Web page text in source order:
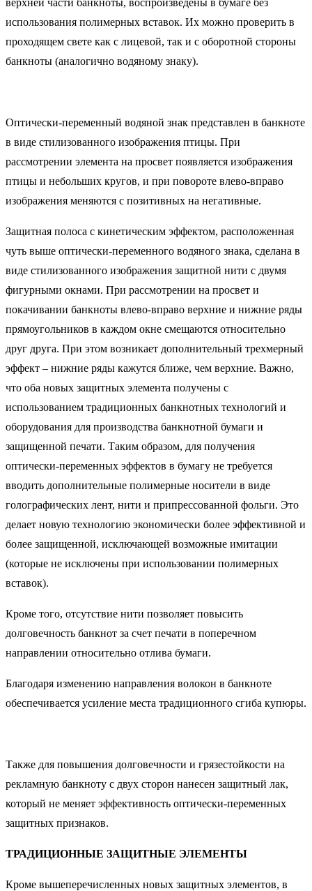
использования полимерных вставок. Их можно проверить в
проходящем свете как с лицевой, так и с оборотной стороны
банкноты (аналогично водяному знаку).
Оптически-переменный водяной знак представлен в банкноте
в виде стилизованного изображения птицы. При
рассмотрении элемента на просвет появляется изображения
птицы и небольших кругов, и при повороте влево-вправо
изображения меняются с позитивных на негативные.
Защитная полоса с кинетическим эффектом, расположенная
чуть выше оптически-переменного водяного знака, сделана в
виде стилизованного изображения защитной нити с двумя
фигурными окнами. При рассмотрении на просвет и
покачивании банкноты влево-вправо верхние и нижние ряды
прямоугольников в каждом окне смещаются относительно
друг друга. При этом возникает дополнительный трехмерный
эффект – нижние ряды кажутся ближе, чем верхние. Важно,
что оба новых защитных элемента получены с
использованием традиционных банкнотных технологий и
оборудования для производства банкнотной бумаги и
защищенной печати. Таким образом, для получения
оптически-переменных эффектов в бумагу не требуется
вводить дополнительные полимерные носители в виде
голографических лент, нити и припрессованной фольги. Это
делает новую технологию экономически более эффективной и
более защищенной, исключающей возможные имитации
(которые не исключены при использовании полимерных
вставок).
Кроме того, отсутствие нити позволяет повысить
долговечность банкнот за счет печати в поперечном
направлении относительно отлива бумаги.
Благодаря изменению направления волокон в банкноте
обеспечивается усиление места традиционного сгиба купюры.
Также для повышения долговечности и грязестойкости на
рекламную банкноту с двух сторон нанесен защитный лак,
который не меняет эффективность оптически-переменных
защитных признаков.
ТРАДИЦИОННЫЕ ЗАЩИТНЫЕ ЭЛЕМЕНТЫ
Кроме вышеперечисленных новых защитных элементов, в